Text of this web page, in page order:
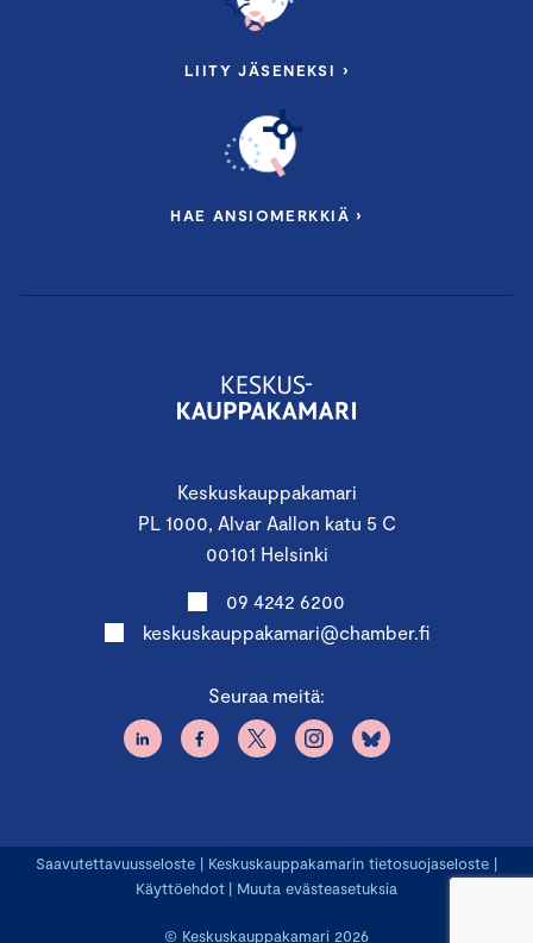
Keskuskauppakamari
PL 1000, Alvar Aallon katu 5 C
00101 Helsinki
09 4242 6200
keskuskauppakamari@chamber.fi
Seuraa meitä:
LIITY JÄSENEKSI ›
HAE ANSIOMERKKIÄ ›
© Keskuskauppakamari 2026
Saavutettavuusseloste | Keskuskauppakamarin tietosuojaseloste |
Käyttöehdot | Muuta evästeasetuksia